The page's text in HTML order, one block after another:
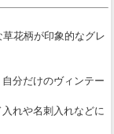
花柄が印象的なグレ
分だけのヴィンテー
れや名刺入れなどに